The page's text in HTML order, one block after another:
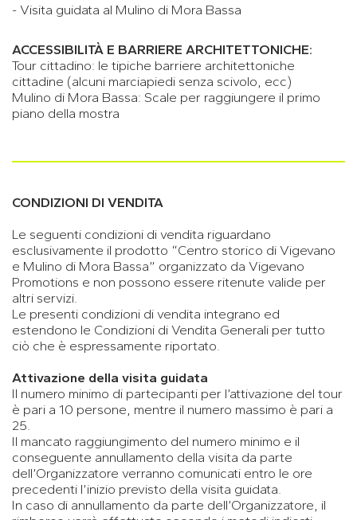
- Visita guidata al Mulino di Mora Bassa
ACCESSIBILITÀ E BARRIERE ARCHITETTONICHE:
Tour cittadino: le tipiche barriere architettoniche
cittadine (alcuni marciapiedi senza scivolo, ecc)
Mulino di Mora Bassa: Scale per raggiungere il primo
piano della mostra
CONDIZIONI DI VENDITA
Le seguenti condizioni di vendita riguardano
esclusivamente il prodotto “Centro storico di Vigevano
e Mulino di Mora Bassa” organizzato da Vigevano
Promotions e non possono essere ritenute valide per
altri servizi.
Le presenti condizioni di vendita integrano ed
estendono le Condizioni di Vendita Generali per tutto
ciò che è espressamente riportato.
Attivazione della visita guidata
Il numero minimo di partecipanti per l’attivazione del tour
è pari a 10 persone, mentre il numero massimo è pari a
25.
Il mancato raggiungimento del numero minimo e il
conseguente annullamento della visita da parte
dell’Organizzatore verranno comunicati entro le ore
precedenti l’inizio previsto della visita guidata.
In caso di annullamento da parte dell’Organizzatore, il